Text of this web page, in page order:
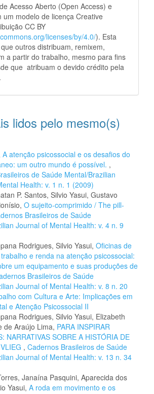
Acesso Aberto (Open Access) e
um modelo de licença Creative
CC BY
licenses/by/4.0/). Esta
outros distribuam, remixem,
a partir do trabalho, mesmo para fins
que atribuam o devido crédito pela
lidos pelo mesmo(s)
A atenção psicossocial e os desafios do
um outro mundo é possível. ,
de Saúde Mental/Brazilian
Health: v. 1 n. 1 (2009)
P. Santos, Silvio Yasui, Gustavo
O sujeito-comprimido / The pill-
Brasileiros de Saúde
Journal of Mental Health: v. 4 n. 9
Rodrigues, Silvio Yasui, Oficinas de
e renda na atenção psicossocial:
um equipamento e suas produções de
Brasileiros de Saúde
Journal of Mental Health: v. 8 n. 20
com Cultura e Arte: Implicações em
e Atenção Psicossocial II
Rodrigues, Silvio Yasui, Elizabeth
de Araújo Lima, PARA INSPIRAR
NARRATIVAS SOBRE A HISTÓRIA DE
, Cadernos Brasileiros de Saúde
Journal of Mental Health: v. 13 n. 34
Janaína Pasquini, Aparecida dos
Yasui, A roda em movimento e os